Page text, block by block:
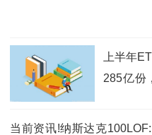
上半年
285亿份
网设备
当前资讯!纳斯达克